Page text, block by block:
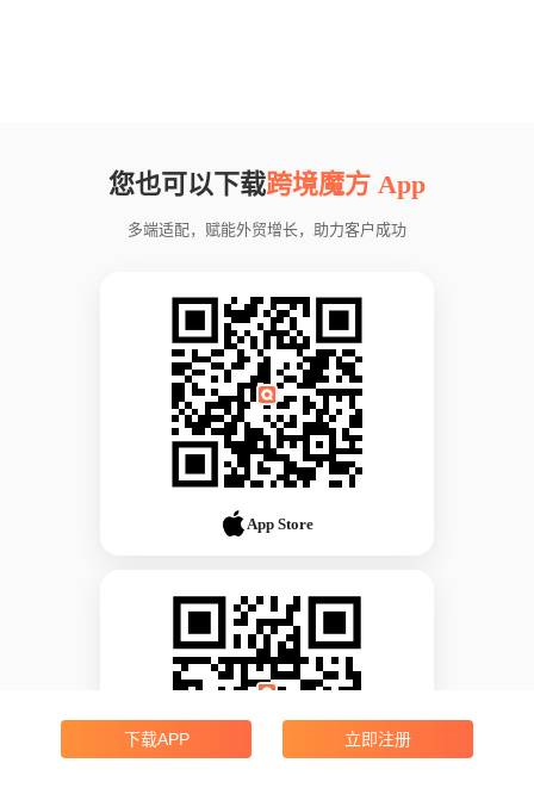
您也可以下载跨境魔方 App
多端适配，赋能外贸增长，助力客户成功
App Store
下载APP 立即注册